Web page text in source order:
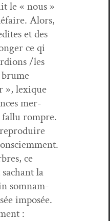
le « nous »
Alors,
et des
ce qi
/les
», lex­ique
mer­
fal­lu rompre.
ce
la
som­nam­
imposée.
: